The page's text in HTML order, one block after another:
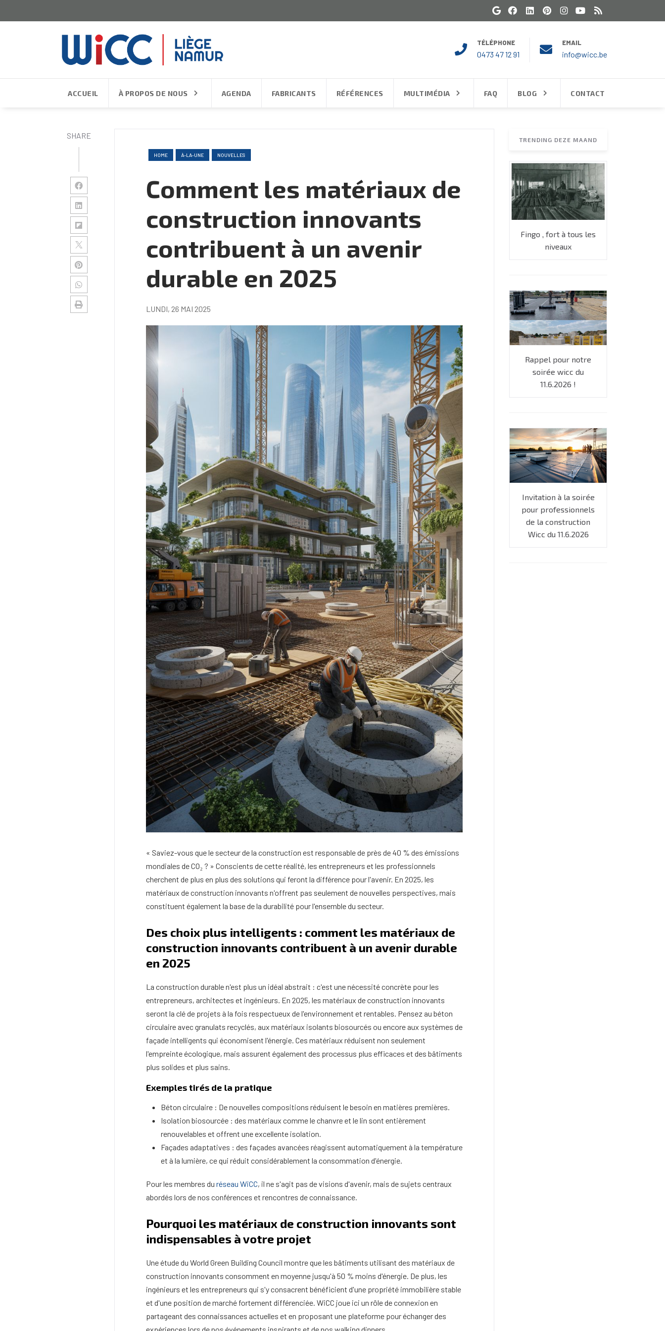
TÉLÉPHONE
0473 47 12 91
EMAIL
info@wicc.be
ACCUEIL À PROPOS DE NOUS AGENDA FABRICANTS RÉFÉRENCES MULTIMÉDIA FAQ BLOG CONTACT
SHARE
HOME À-LA-UNE NOUVELLES
Comment les matériaux de
construction innovants
contribuent à un avenir
durable en 2025
LUNDI, 26 MAI 2025
« Saviez-vous que le secteur de la construction est responsable de près de 40 % des émissions
mondiales de CO₂ ? » Conscients de cette réalité, les entrepreneurs et les professionnels
cherchent de plus en plus des solutions qui feront la différence pour l'avenir. En 2025, les
matériaux de construction innovants n'offrent pas seulement de nouvelles perspectives, mais
constituent également la base de la durabilité pour l'ensemble du secteur.
Des choix plus intelligents : comment les matériaux de
construction innovants contribuent à un avenir durable
en 2025
La construction durable n'est plus un idéal abstrait : c'est une nécessité concrète pour les
entrepreneurs, architectes et ingénieurs. En 2025, les matériaux de construction innovants
seront la clé de projets à la fois respectueux de l'environnement et rentables. Pensez au béton
circulaire avec granulats recyclés, aux matériaux isolants biosourcés ou encore aux systèmes de
façade intelligents qui économisent l'énergie. Ces matériaux réduisent non seulement
l'empreinte écologique, mais assurent également des processus plus efficaces et des bâtiments
plus solides et plus sains.
Exemples tirés de la pratique
Béton circulaire : De nouvelles compositions réduisent le besoin en matières premières.
Isolation biosourcée : des matériaux comme le chanvre et le lin sont entièrement
renouvelables et offrent une excellente isolation.
Façades adaptatives : des façades avancées réagissent automatiquement à la température
et à la lumière, ce qui réduit considérablement la consommation d'énergie.
Pour les membres du réseau WiCC, il ne s'agit pas de visions d'avenir, mais de sujets centraux
abordés lors de nos conférences et rencontres de connaissance.
Pourquoi les matériaux de construction innovants sont
indispensables à votre projet
Une étude du World Green Building Council montre que les bâtiments utilisant des matériaux de
construction innovants consomment en moyenne jusqu'à 50 % moins d'énergie. De plus, les
ingénieurs et les entrepreneurs qui s'y consacrent bénéficient d'une propriété immobilière stable
et d'une position de marché fortement différenciée. WiCC joue ici un rôle de connexion en
partageant des connaissances actuelles et en proposant une plateforme pour échanger des
TRENDING DEZE MAAND
Fingo , fort à tous les
niveaux
Rappel pour notre
soirée wicc du
11.6.2026 !
Invitation à la soirée
pour professionnels
de la construction
Wicc du 11.6.2026